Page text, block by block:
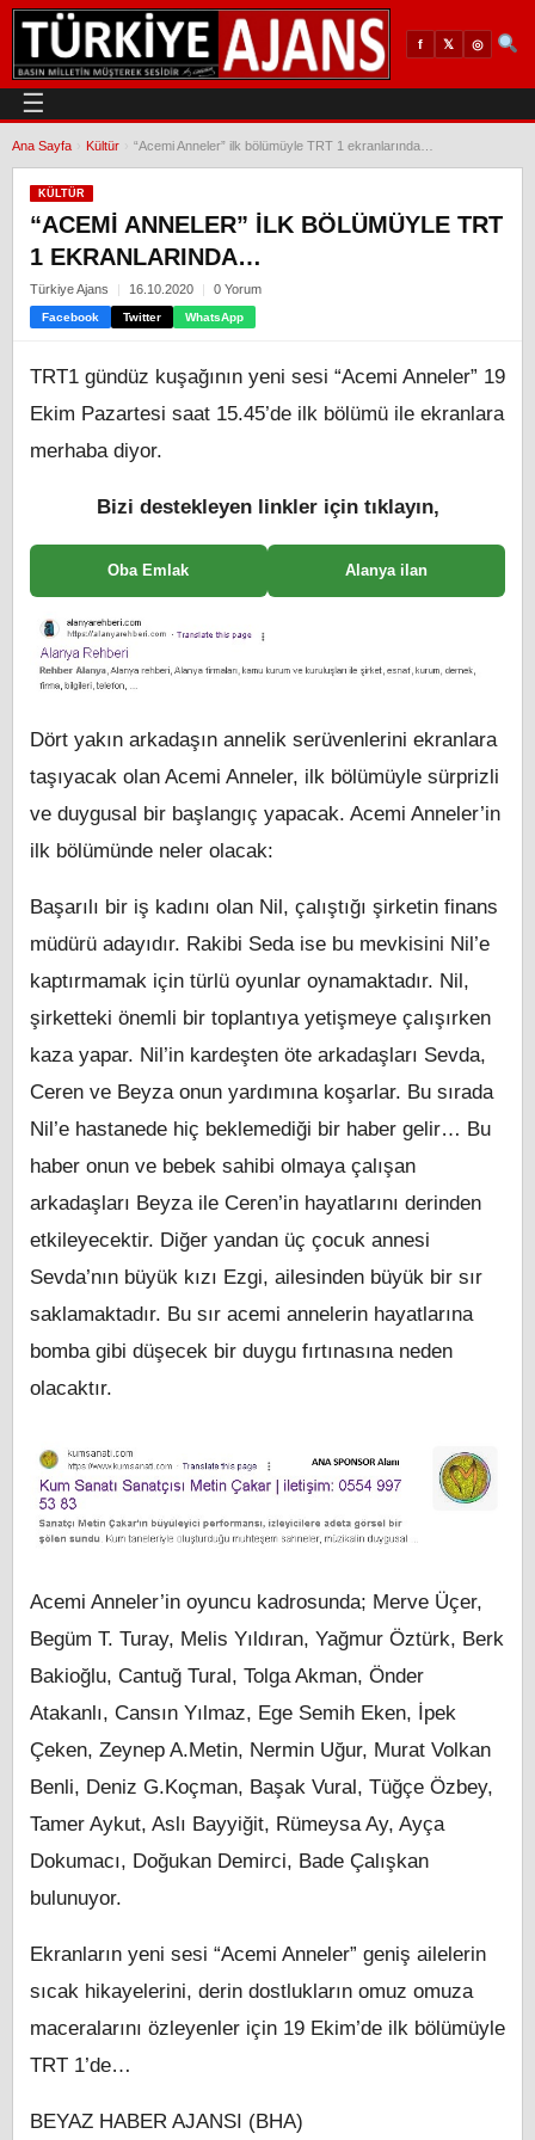
f 𝕏 ◎
☰
Ana Sayfa Kültür “Acemi Anneler” ilk bölümüyle TRT 1 ekranlarında…
KÜLTÜR
“ACEMI ANNELER” ILK BÖLÜMÜYLE TRT
1 EKRANLARINDA…
Türkiye Ajans 16.10.2020 0 Yorum
Facebook Twitter WhatsApp
TRT1 gündüz kuşağının yeni sesi “Acemi Anneler” 19
Ekim Pazartesi saat 15.45’de ilk bölümü ile ekranlara
merhaba diyor.
Bizi destekleyen linkler için tıklayın,
Oba Emlak Alanya ilan
Dört yakın arkadaşın annelik serüvenlerini ekranlara
taşıyacak olan Acemi Anneler, ilk bölümüyle sürprizli
ve duygusal bir başlangıç yapacak. Acemi Anneler’in
ilk bölümünde neler olacak:
Başarılı bir iş kadını olan Nil, çalıştığı şirketin finans
müdürü adayıdır. Rakibi Seda ise bu mevkisini Nil’e
kaptırmamak için türlü oyunlar oynamaktadır. Nil,
şirketteki önemli bir toplantıya yetişmeye çalışırken
kaza yapar. Nil’in kardeşten öte arkadaşları Sevda,
Ceren ve Beyza onun yardımına koşarlar. Bu sırada
Nil’e hastanede hiç beklemediği bir haber gelir… Bu
haber onun ve bebek sahibi olmaya çalışan
arkadaşları Beyza ile Ceren’in hayatlarını derinden
etkileyecektir. Diğer yandan üç çocuk annesi
Sevda’nın büyük kızı Ezgi, ailesinden büyük bir sır
saklamaktadır. Bu sır acemi annelerin hayatlarına
bomba gibi düşecek bir duygu fırtınasına neden
olacaktır.
Acemi Anneler’in oyuncu kadrosunda; Merve Üçer,
Begüm T. Turay, Melis Yıldıran, Yağmur Öztürk, Berk
Bakioğlu, Cantuğ Tural, Tolga Akman, Önder
Atakanlı, Cansın Yılmaz, Ege Semih Eken, İpek
Çeken, Zeynep A.Metin, Nermin Uğur, Murat Volkan
Benli, Deniz G.Koçman, Başak Vural, Tüğçe Özbey,
Tamer Aykut, Aslı Bayyiğit, Rümeysa Ay, Ayça
Dokumacı, Doğukan Demirci, Bade Çalışkan
bulunuyor.
Ekranların yeni sesi “Acemi Anneler” geniş ailelerin
sıcak hikayelerini, derin dostlukların omuz omuza
maceralarını özleyenler için 19 Ekim’de ilk bölümüyle
TRT 1’de…
BEYAZ HABER AJANSI (BHA)